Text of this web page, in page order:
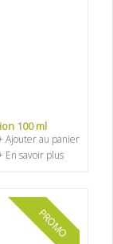
100 ml
Ajouter au panier
En savoir plus
PROMO